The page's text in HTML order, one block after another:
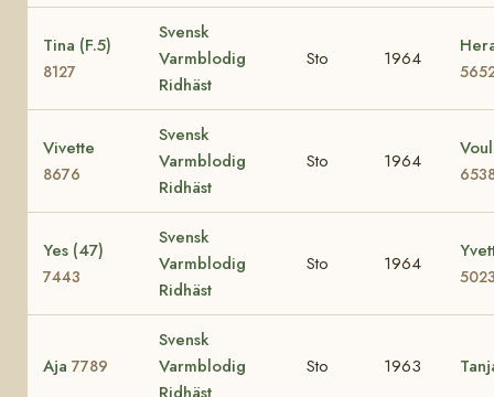
Tina (F.5)
8127
Svensk
Varmblodig
Ridhäst
Sto 1964
Vivette
8676
Svensk
Varmblodig
Ridhäst
Sto 1964
Yes (47)
7443
Svensk
Varmblodig
Ridhäst
Sto 1964
Aja 7789
Svensk
Varmblodig
Ridhäst
Sto 1963